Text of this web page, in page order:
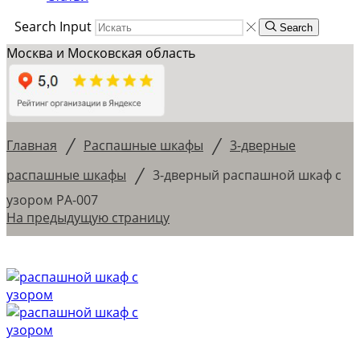
Search Input
Search
Москва и Московская область
Главная / Распашные шкафы / 3-дверные
распашные шкафы / 3-дверный распашной шкаф с
узором РА-007
На предыдущую страницу